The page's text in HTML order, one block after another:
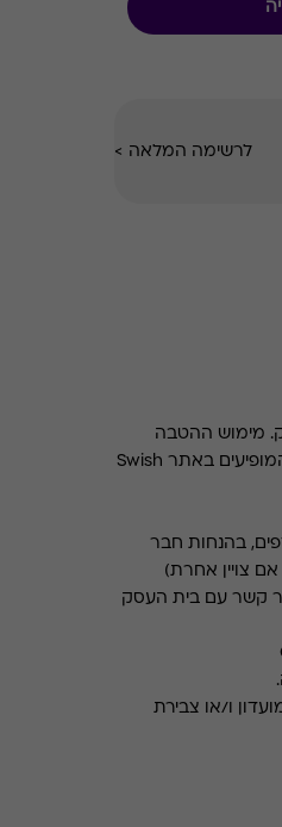
לרשימה המלאה >
מימוש ההטבה
בכפוף לתנאים והגבלות באתר בית העסק ובכפוף לתנאי התקנון המופיעים באתר Swish
בהנחות חבר
אם צויין אחרת)
קשר עם בית העסק
ו/או צבירת